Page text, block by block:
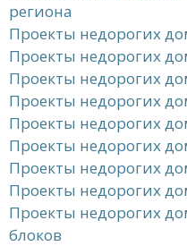
региона
Проекты недорогих
Проекты недорогих
Проекты недорогих
Проекты недорогих
Проекты недорогих
Проекты недорогих
Проекты недорогих
Проекты недорогих
Проекты недорогих
блоков